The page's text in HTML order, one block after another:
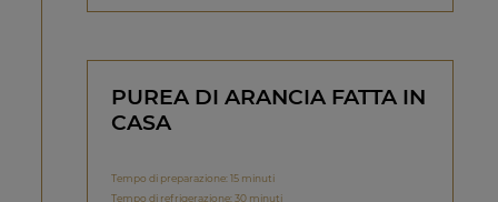
PUREA DI ARANCIA FATTA IN
CASA
Tempo di preparazione: 15 minuti
Tempo di refrigerazione: 30 minuti